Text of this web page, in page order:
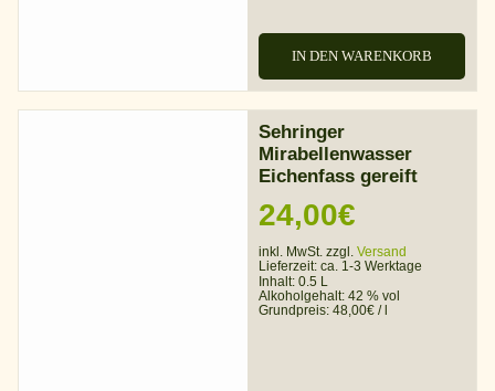
IN DEN WARENKORB
Sehringer
Mirabellenwasser
Eichenfass gereift
24,00€
inkl. MwSt. zzgl. Versand
Lieferzeit: ca. 1-3 Werktage
Inhalt: 0.5 L
Alkoholgehalt: 42 % vol
Grundpreis: 48,00€ /